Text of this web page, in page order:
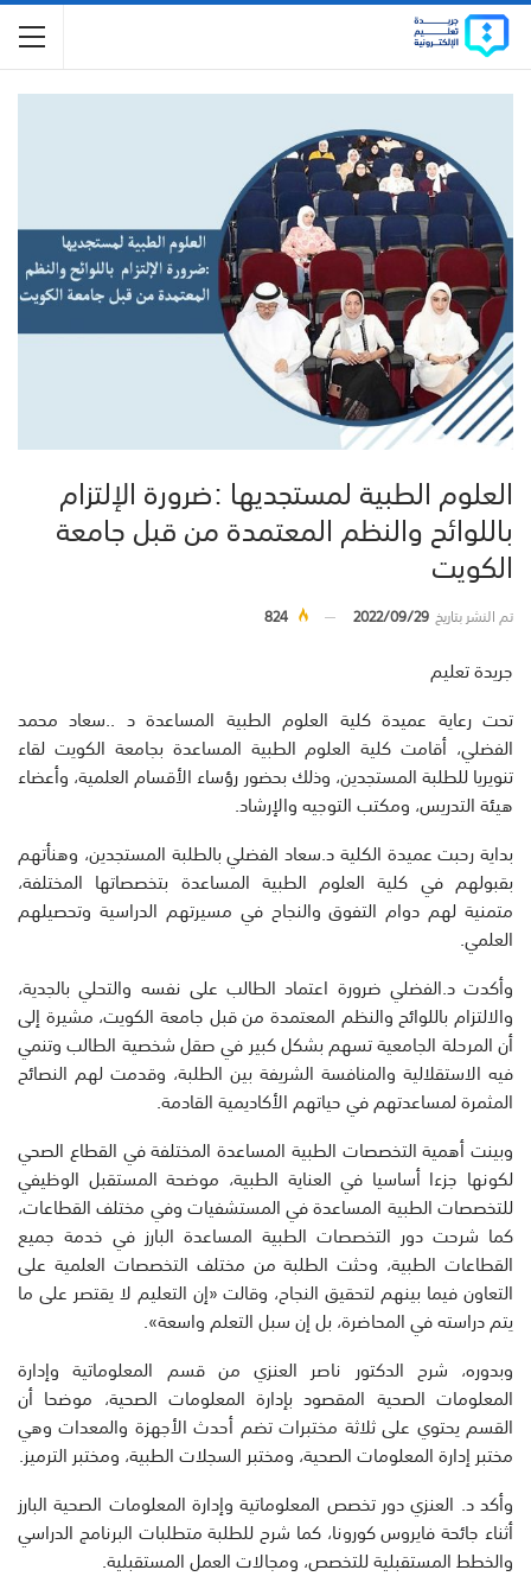
العلوم الطبية لمستجديها :ضرورة الإلتزام
باللوائح والنظم المعتمدة من قبل جامعة
الكويت
تم النشر بتاريخ2022/09/29
824
جريدة تعليم
تحت رعاية عميدة كلية العلوم الطبية المساعدة د ..سعاد محمد
الفضلي، أقامت كلية العلوم الطبية المساعدة بجامعة الكويت لقاء
تنويريا للطلبة المستجدين، وذلك بحضور رؤساء الأقسام العلمية، وأعضاء
هيئة التدريس، ومكتب التوجيه والإرشاد.
بداية رحبت عميدة الكلية د.سعاد الفضلي بالطلبة المستجدين، وهنأتهم
بقبولهم في كلية العلوم الطبية المساعدة بتخصصاتها المختلفة،
متمنية لهم دوام التفوق والنجاح في مسيرتهم الدراسية وتحصيلهم
العلمي.
وأكدت د.الفضلي ضرورة اعتماد الطالب على نفسه والتحلي بالجدية،
والالتزام باللوائح والنظم المعتمدة من قبل جامعة الكويت، مشيرة إلى
أن المرحلة الجامعية تسهم بشكل كبير في صقل شخصية الطالب وتنمي
فيه الاستقلالية والمنافسة الشريفة بين الطلبة، وقدمت لهم النصائح
المثمرة لمساعدتهم في حياتهم الأكاديمية القادمة.
وبينت أهمية التخصصات الطبية المساعدة المختلفة في القطاع الصحي
لكونها جزءا أساسيا في العناية الطبية، موضحة المستقبل الوظيفي
للتخصصات الطبية المساعدة في المستشفيات وفي مختلف القطاعات،
كما شرحت دور التخصصات الطبية المساعدة البارز في خدمة جميع
القطاعات الطبية، وحثت الطلبة من مختلف التخصصات العلمية على
التعاون فيما بينهم لتحقيق النجاح، وقالت «إن التعليم لا يقتصر على ما
يتم دراسته في المحاضرة، بل إن سبل التعلم واسعة».
وبدوره، شرح الدكتور ناصر العنزي من قسم المعلوماتية وإدارة
المعلومات الصحية المقصود بإدارة المعلومات الصحية، موضحا أن
القسم يحتوي على ثلاثة مختبرات تضم أحدث الأجهزة والمعدات وهي
مختبر إدارة المعلومات الصحية، ومختبر السجلات الطبية، ومختبر الترميز.
وأكد د. العنزي دور تخصص المعلوماتية وإدارة المعلومات الصحية البارز
أثناء جائحة فايروس كورونا، كما شرح للطلبة متطلبات البرنامج الدراسي
والخطط المستقبلية للتخصص، ومجالات العمل المستقبلية.